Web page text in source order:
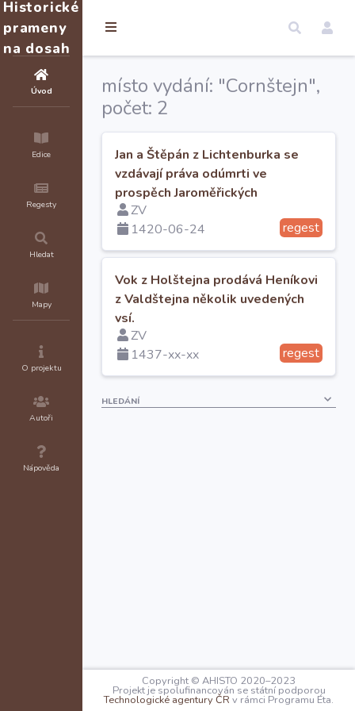
Historické
prameny
na dosah
Úvod
Edice
Regesty
Hledat
Mapy
O projektu
Autoři
Nápověda
místo vydání: "Cornštejn",
počet: 2
Jan a Štěpán z Lichtenburka se
vzdávají práva odúmrti ve
prospěch Jaroměřických
ZV
1420-06-24
regest
Vok z Holštejna prodává Heníkovi
z Valdštejna několik uvedených
vsí.
ZV
1437-xx-xx
regest
HLEDÁNÍ
Copyright © AHISTO 2020–2023
Projekt je spolufinancován se státní podporou
Technologické agentury ČR v rámci Programu Éta.